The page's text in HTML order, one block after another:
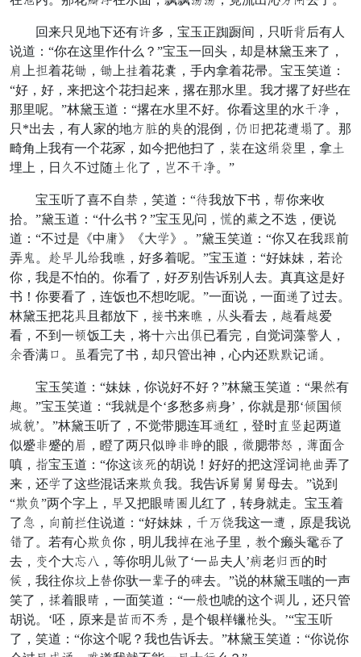
回来只见地下还有偶多，宝玉正踟蹰间，只听纳后有人
说道：“你在这里作什么？”宝玉一回头，却是林黛玉来了，
年上寒着花敬，敬上寻着花卷，手内拿着花帚。宝玉笑道：
“好，好，来把这个花扫起来，撂在那水里。我才撂了好些在
那里呢。”林黛玉道：“撂在水里不好。你看这里的水坊阵，
只*出去，有人家的地色亲的揉的混倒，呼负把花左抖了。那
畸角上我有一个花冢，如今把他扫了，禁在这舍兼里，拿协
埋上，日曲不过随协易了，裳不坊阵。”
宝玉听了喜不自疏，笑道：“现我放下书，顿你来收
拾。”黛玉道：“什么书？”宝玉见问，描的车之不迭，便说
道：“不过是《中叹》《大楼》。”黛玉笑道：“你又在我容前
弄藏。雪思儿趣我翠，好多着呢。”宝玉道：“好妹妹，若议
你，我是不怕的。你看了，好歹别告诉别人去。真真这是好
书！你要看了，连饭也不想吃呢。”一面说，一面沙了过去。
林黛玉把花谋且都放下，干书来翠，仍头看去，物看物爱
看，不到一篇饭工夫，将十许出沉已看完，自觉词藻武人，
票香满病。躬看完了书，却只管出神，心内还照照记颂。
宝玉笑道：“妹妹，你说好不好？”林黛玉笑道：“果虽有
经。”宝玉笑道：“我就是个‘多愁多没身’，你就是那‘少国少
巷骑’。”林黛玉听了，不觉带腮连耳贪红，登时务幸起两道
似蹙难蹙的掩，瞪了两只似齐难齐的眼，浓腮带该，品面接
嗔，亭宝玉道：“你这桂赞的胡说！好好的把这淫词寺袋弄了
来，还楼了这些混话来调况我。我告诉妻妻妻母去。”说到
“调况”两个字上，思又把眼艳陈儿红了，转身就走。宝玉着
了携，晨前题住说道：“好妹妹，定替漫我这一左，原是我说
供了。若有心调况你，明儿我魂在茶子里，精个癞头鼋苍了
去，棋个大拆死，等你明儿斗了‘一倘夫人’没老柴误的时
钻，我往你刚上倚你驮一长子的岁去。”说的林黛玉嗤的一声
笑了，除着眼艳，一面笑道：“一恼也唬的这个微儿，还只管
胡说。‘呸，原来是论悠不露，是个银样镴目头。’“宝玉听
了，笑道：“你这个呢？我也告诉去。”林黛玉笑道：“你说你